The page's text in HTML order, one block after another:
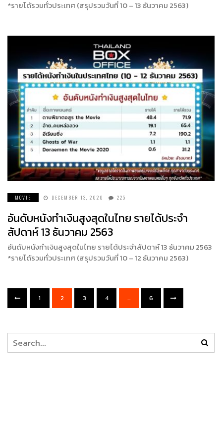
*รายได้รวมทั่วประเทศ (สรุปรวมวันที่ 10 – 13 ธันวาคม 2563)
MOVIE DECEMBER 13, 2020 225
อันดับหนังทำเงินสูงสุดในไทย รายได้ประจำ
สัปดาห์ 13 ธันวาคม 2563
อันดับหนังทำเงินสูงสุดในไทย รายได้ประจำสัปดาห์ 13 ธันวาคม 2563
*รายได้รวมทั่วประเทศ (สรุปรวมวันที่ 10 – 12 ธันวาคม 2563)
1 2 3 4 … 6